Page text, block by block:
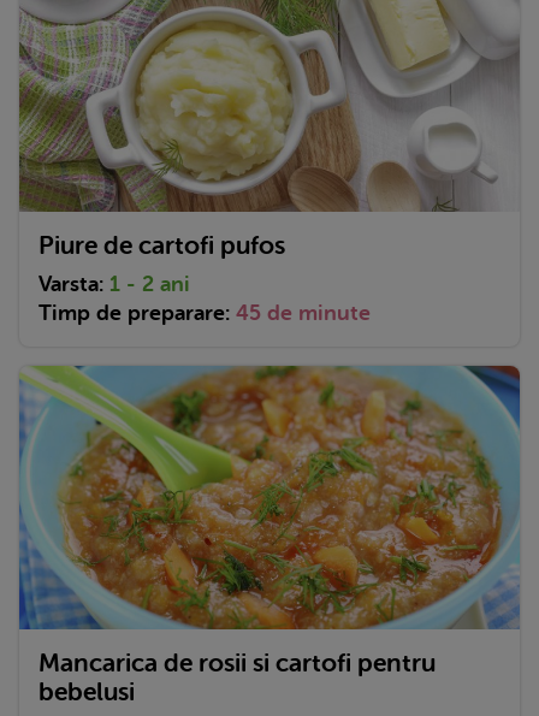
Piure de cartofi pufos
Varsta: 1 - 2 ani
Timp de preparare: 45 de minute
Mancarica de rosii si cartofi pentru
bebelusi